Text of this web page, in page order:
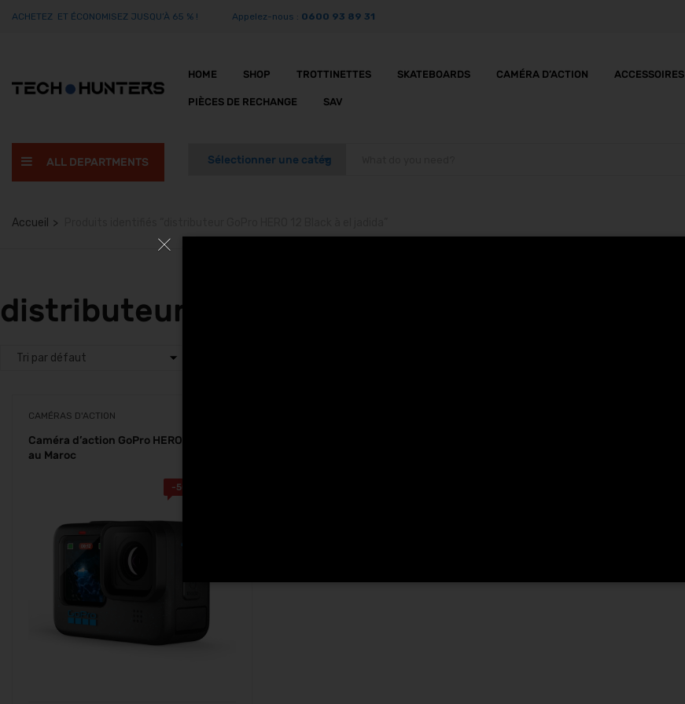
ACHETEZ ET ÉCONOMISEZ JUSQU’À 65 % ! Appelez-nous : 0600 93 89 31
HOME SHOP TROTTINETTES SKATEBOARDS CAMÉRA D’ACTION ACCESSOIRES
PIÈCES DE RECHANGE SAV
ALL DEPARTMENTS
Accueil
distributeur GoPro HERO 12 Black à el jadida
CAMÉRAS D'ACTION
Caméra d’action GoPro HERO 12 Black
au Maroc
-500.00